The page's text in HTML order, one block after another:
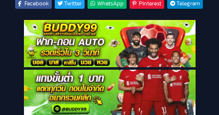
Facebook Twitter WhatsApp Pinterest Telegram